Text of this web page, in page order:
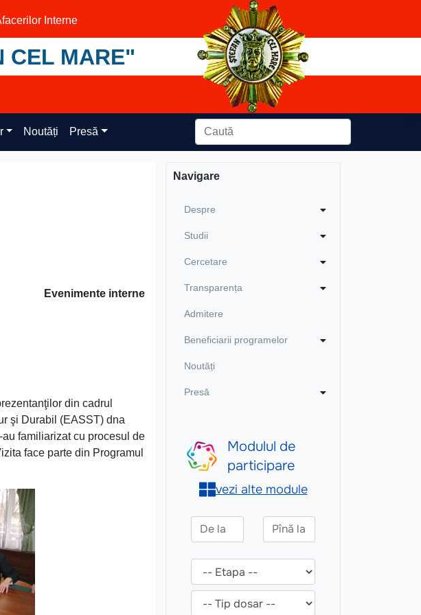
Interne
CEL MARE"
Noutăți Presă
Evenimente interne
din cadrul
şi Durabil (EASST) dna
familiarizat cu procesul de
face parte din Programul
Navigare
Despre
Studii
Cercetare
Transparența
Admitere
Beneficiarii programelor
Noutăți
Presă